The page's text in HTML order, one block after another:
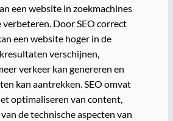
een website in zoekmachines
verbeteren. Door SEO correct
een website hoger in de
verschijnen,
verkeer kan genereren en
kan aantrekken. SEO omvat
optimaliseren van content,
de technische aspecten van